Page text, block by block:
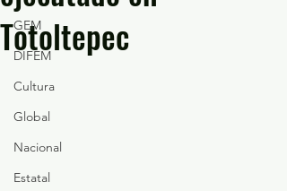
GEM
DIFEM
Cultura
Global
Nacional
Estatal
Totoltepec